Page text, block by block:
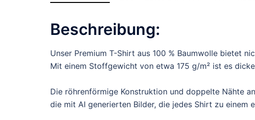
Beschreibung:
Unser Premium T-Shirt aus 100 % Baumwolle bietet
Mit einem Stoffgewicht von etwa 175 g/m² ist es
Die röhrenförmige Konstruktion und doppelte Nähte
die mit AI generierten Bilder, die jedes Shirt zu einem